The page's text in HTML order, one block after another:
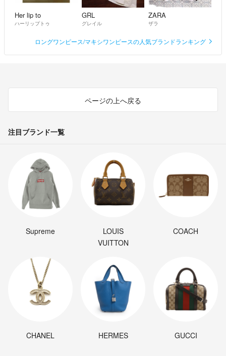
Her lip to
ハーリップトゥ
GRL
グレイル
ZARA
ザラ
ロングワンピース/マキシワンピースの人気ブランドランキング
ページの上へ戻る
注目ブランド一覧
Supreme
LOUIS
VUITTON
COACH
CHANEL HERMES GUCCI